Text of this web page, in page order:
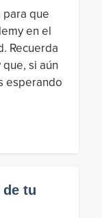
para que
en el
Recuerda
si aún
esperando
tu